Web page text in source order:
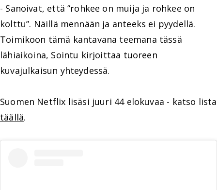
- Sanoivat, että ”rohkee on muija ja rohkee on
kolttu”. Näillä mennään ja anteeks ei pyydellä.
Toimikoon tämä kantavana teemana tässä
lähiaikoina, Sointu kirjoittaa tuoreen
kuvajulkaisun yhteydessä.
Suomen Netflix lisäsi juuri 44 elokuvaa - katso lista
täällä.